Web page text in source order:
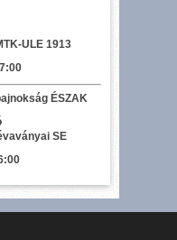
ULE 1913
ÉSZAK
SE